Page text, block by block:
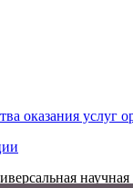
оказания услуг
научная